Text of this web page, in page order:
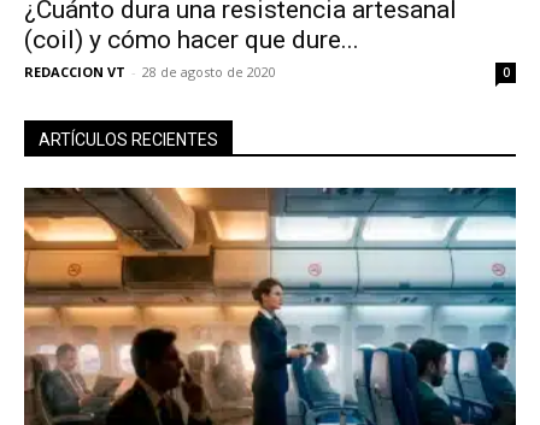
¿Cuánto dura una resistencia artesanal
(coil) y cómo hacer que dure...
REDACCION VT - 28 de agosto de 2020 0
ARTÍCULOS RECIENTES